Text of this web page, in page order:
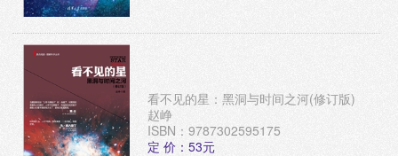
看不见的星：黑洞与时间之河(修订版)
赵峥
ISBN：9787302595175
定 价：53元